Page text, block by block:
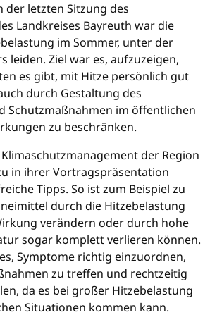
der letzten Sitzung des
Landkreises Bayreuth war die
im Sommer, unter der
leiden. Ziel war es, aufzuzeigen,
es gibt, mit Hitze persönlich gut
durch Gestaltung des
Schutzmaßnahmen im öffentlichen
zu beschränken.
der Region
in ihrer Vortragspräsentation
Tipps. So ist zum Beispiel zu
durch die Hitzebelastung
verändern oder durch hohe
sogar komplett verlieren können.
Symptome richtig einzuordnen,
zu treffen und rechtzeitig
da es bei großer Hitzebelastung
Situationen kommen kann.